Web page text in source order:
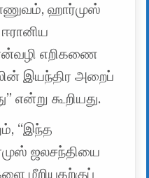
ஹார்முஸ்
எறிகணை
இயந்திர அறைப்
என்று கூறியது.
“இந்த
ஜலசந்தியை
மீறியதற்குப்